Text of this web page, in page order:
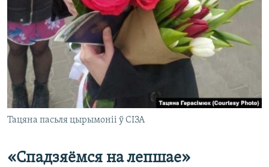
Тацяна пасьля цырымоніі ў СІЗА
«Спадзяёмся на лепшае»